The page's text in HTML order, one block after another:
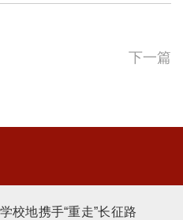
下一篇
校地携手“重走”长征路